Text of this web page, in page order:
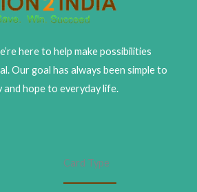
here to help make possibilities
Our goal has always been simple to
and hope to everyday life.
Card Type